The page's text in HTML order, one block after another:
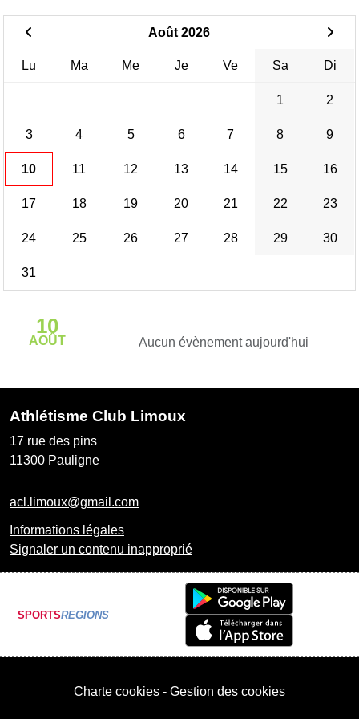
Août 2026
Lu Ma Me Je Ve Sa Di
1 2
3 4 5 6 7 8 9
10 11 12 13 14 15 16
17 18 19 20 21 22 23
24 25 26 27 28 29 30
31
10
AOÛT Aucun évènement aujourd'hui
Athlétisme Club Limoux
17 rue des pins
11300 Pauligne
acl.limoux@gmail.com
Informations légales
Signaler un contenu inapproprié
SPORTSREGIONS
Charte cookies Gestion des cookies